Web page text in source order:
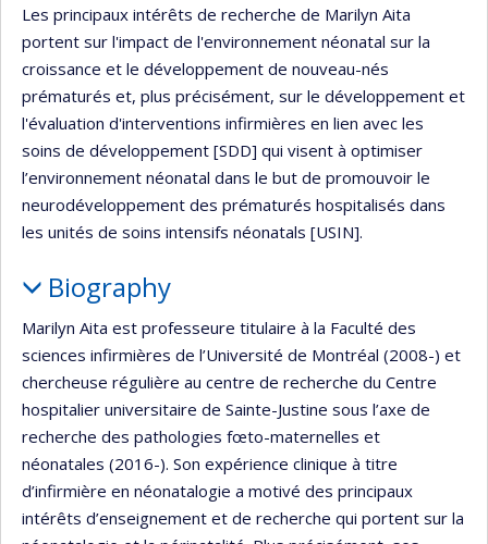
Les principaux intérêts de recherche de Marilyn Aita
portent sur l'impact de l'environnement néonatal sur la
croissance et le développement de nouveau-nés
prématurés et, plus précisément, sur le développement et
l'évaluation d'interventions infirmières en lien avec les
soins de développement [SDD] qui visent à optimiser
l’environnement néonatal dans le but de promouvoir le
neurodéveloppement des prématurés hospitalisés dans
les unités de soins intensifs néonatals [USIN].
Biography
Marilyn Aita est professeure titulaire à la Faculté des
sciences infirmières de l’Université de Montréal (2008-) et
chercheuse régulière au centre de recherche du Centre
hospitalier universitaire de Sainte-Justine sous l’axe de
recherche des pathologies fœto-maternelles et
néonatales (2016-). Son expérience clinique à titre
d’infirmière en néonatalogie a motivé des principaux
intérêts d’enseignement et de recherche qui portent sur la